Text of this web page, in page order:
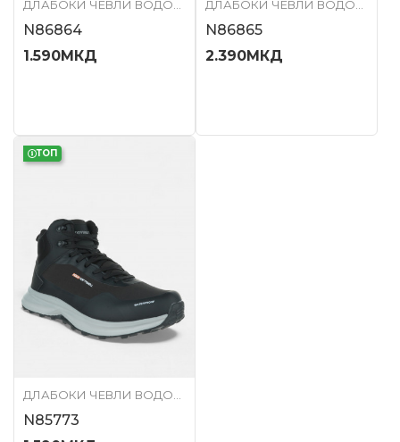
N86864
1.590МКД
N86865
2.390МКД
ТОП
N85773